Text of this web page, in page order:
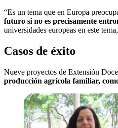
“Es un tema que en Europa
futuro si no es precisamente
universidades europeas en este
Casos de éxito
Nueve proyectos de Extensión
producción agrícola familiar,